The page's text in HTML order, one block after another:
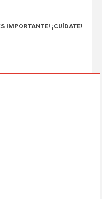
IMPORTANTE! ¡CUÍDATE!